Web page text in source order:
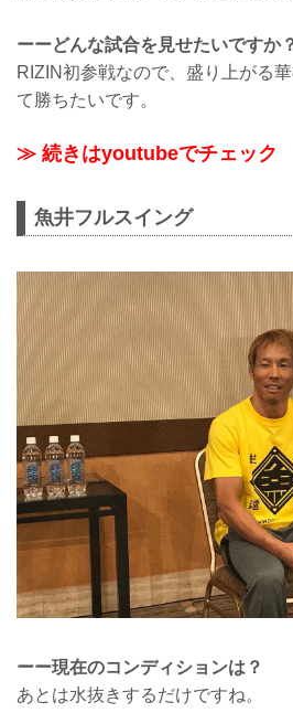
ーーどんな試合を見せたいですか
RIZIN初参戦なので、盛り上がる
て勝ちたいです。
≫ 続きはyoutubeでチェック
魚井フルスイング
ーー現在のコンディションは？
あとは水抜きするだけですね。